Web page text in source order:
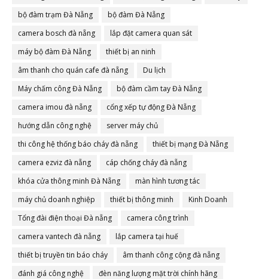
bộ đàm trạm Đà Nẵng
bộ đàm Đà Nẵng
camera bosch đà nẵng
lắp đặt camera quan sát
máy bộ đàm Đà Nẵng
thiết bị an ninh
âm thanh cho quán cafe đà nẵng
Du lịch
Máy chấm công Đà Nẵng
bộ đàm cầm tay Đà Nẵng
camera imou đà nẵng
cổng xếp tự động Đà Nẵng
hướng dẫn công nghệ
server máy chủ
thi công hệ thống báo cháy đà nẵng
thiết bị mạng Đà Nẵng
camera ezviz đà nẵng
cáp chống cháy đà nẵng
khóa cửa thông minh Đà Nẵng
màn hình tương tác
máy chủ doanh nghiệp
thiết bị thông minh
Kinh Doanh
Tổng đài điện thoại Đà nẵng
camera công trình
camera vantech đà nẵng
lắp camera tại huế
thiết bị truyền tin báo cháy
âm thanh công cộng đà nẵng
đánh giá công nghệ
đèn năng lượng mặt trời chính hãng